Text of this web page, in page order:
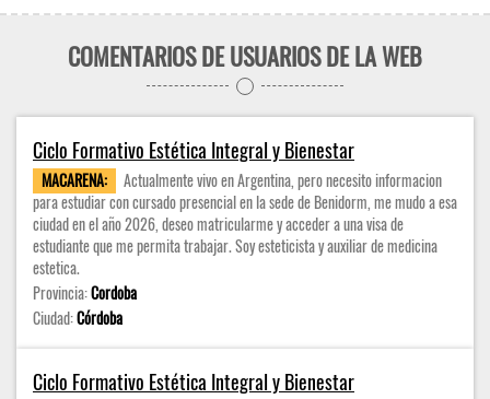
COMENTARIOS DE USUARIOS DE LA WEB
Ciclo Formativo Estética Integral y Bienestar
MACARENA:
Actualmente vivo en Argentina, pero necesito informacion
para estudiar con cursado presencial en la sede de Benidorm, me mudo a esa
ciudad en el año 2026, deseo matricularme y acceder a una visa de
estudiante que me permita trabajar. Soy esteticista y auxiliar de medicina
estetica.
Provincia:Cordoba
Ciudad:Córdoba
Ciclo Formativo Estética Integral y Bienestar